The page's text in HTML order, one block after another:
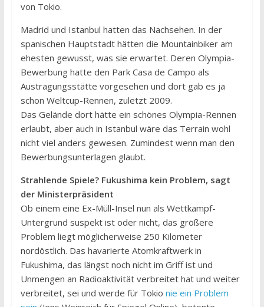
von Tokio.
Madrid und Istanbul hatten das Nachsehen. In der
spanischen Hauptstadt hätten die Mountainbiker am
ehesten gewusst, was sie erwartet. Deren Olympia-
Bewerbung hatte den Park Casa de Campo als
Austragungsstätte vorgesehen und dort gab es ja
schon Weltcup-Rennen, zuletzt 2009.
Das Gelände dort hätte ein schönes Olympia-Rennen
erlaubt, aber auch in Istanbul wäre das Terrain wohl
nicht viel anders gewesen. Zumindest wenn man den
Bewerbungsunterlagen glaubt.
Strahlende Spiele? Fukushima kein Problem, sagt
der Ministerpräsident
Ob einem eine Ex-Müll-Insel nun als Wettkampf-
Untergrund suspekt ist oder nicht, das größere
Problem liegt möglicherweise 250 Kilometer
nordöstlich. Das havarierte Atomkraftwerk in
Fukushima, das längst noch nicht im Griff ist und
Unmengen an Radioaktivität verbreitet hat und weiter
verbreitet, sei und werde für Tokio nie ein Problem